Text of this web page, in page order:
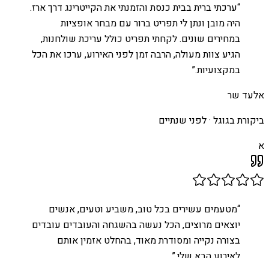
“ערכתי ברית בבית כנסת והזמנתי את הקייטרינג דרך ארז.
היה מובן ונתן לי תפריט ברור עם מבחר אופציות
במחירים שונים. לקחתי תפריט כולל עריכת שולחנות,
הגיע צוות מעולה, הרבה זמן לפני האירוע, ערכו את הכל
במקצועיות.”
אלעד שר
ביקורת בגוגל ·לפני שנתיים
א
“מטעמים עשירים בכל טוב, משביע וטעים, אנשים
יוצאים מרוצים, הכל נעשה בהשגחה והעובדים עובדים
בצורה נקייה ומסודרת מאוד, בהחלט אזמין אותם